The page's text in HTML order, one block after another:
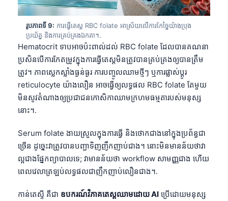
រូបភាពទី 9: ការធ្វើតេស្ត RBC folate អាស្រ័យលើការកែច្នៃយ៉ាងប្រុង
ប្រយ័ត្ន និងការគ្រប់គ្រងឯកតា។.
Hematocrit ទាបអាចប៉ះពាល់ដល់ RBC folate ដែលបានគណនា
ប្រសិនបើការកែតម្រូវក្នុងការធ្វើតេស្តមិនត្រូវបានគ្រប់គ្រងឲ្យបានត្រឹម
ត្រូវ។ ភាពស្លេកស្លាំងធ្ងន់ធ្ងរ ការបញ្ចូលឈាមថ្មីៗ ឬការផ្លាស់ប្តូរ
reticulocyte យ៉ាងលឿន អាចធ្វើឲ្យលទ្ធផល RBC folate តែមួយ
មិនសូវតំណាងឲ្យប្រជាជនកោសិកាឈាមក្រហមធម្មតារបស់មនុស្ស
នោះ។.
Serum folate ងាយស្រួលក្នុងការធ្វើ និងថោកជាងនៅក្នុងប្រព័ន្ធជា
ច្រើន ដូច្នេះវាត្រូវបានបញ្ជាទិញញឹកញាប់ជាង។ នោះមិនមានន័យថាវា
ល្អជាងផ្នែកព្យាបាលទេ; វាមានន័យថា workflow សាមញ្ញជាង ហើយ
ពេលវេលាត្រឡប់លទ្ធផលជាញឹកញាប់លឿនជាង។.
កាន់តេស្ទី គឺជា ឧបករណ៍វិភាគតេស្តឈាមដោយ AI ប្រើដោយមនុស្ស
Nederlands
हिन्दी
Bahasa Indonesia
Հայերեն
Svenska
Bosanski
Azərbaycan dili
Eesti
日本語
Čeština